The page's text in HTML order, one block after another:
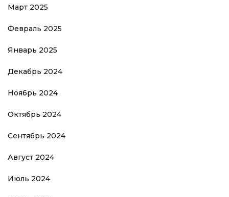
Март 2025
Февраль 2025
Январь 2025
Декабрь 2024
Ноябрь 2024
Октябрь 2024
Сентябрь 2024
Август 2024
Июль 2024